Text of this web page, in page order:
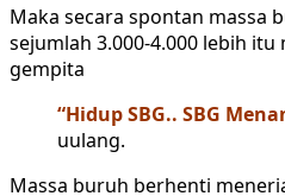
Maka secara spontan massa
sejumlah 3.000-4.000 lebih
gempita
“Hidup SBG.. SBG
uulang.
Massa buruh berhenti